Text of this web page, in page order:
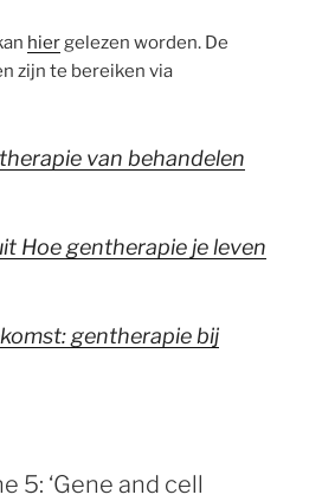
hiergelezen worden. De
zijn te bereiken via
van behandelen
Hoe gentherapie je leven
gentherapie bij
5: ‘Gene and cell